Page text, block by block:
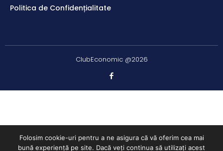
Politica de Confidențialitate
ClubEconomic @2026
Folosim cookie-uri pentru a ne asigura că vă oferim cea mai
bună experiență pe site. Dacă veți continua să utilizați acest